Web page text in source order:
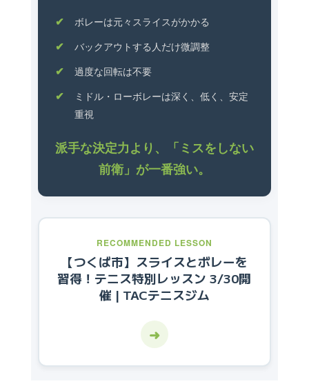
ボレーは元々スライスがかかる
バックアウトする人だけ微調整
過度な回転は不要
ミドル・ローボレーは深く、低く、安定
重視
派手な決定力より、「ミスをしない
前衛」が一番強い。
RECOMMENDED LESSON
【つくば市】スライスとボレーを
習得！テニス特別レッスン 3/30開
催 | TACテニスジム
➜